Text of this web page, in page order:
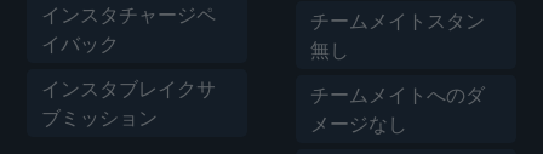
インスタチャージペ
イバック
インスタブレイクサ
ブミッション
チームメイトスタン
無し
チームメイトへのダ
メージなし